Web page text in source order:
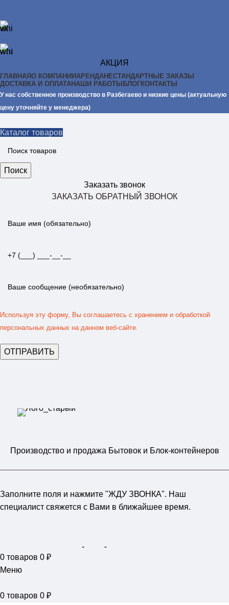
АКЦИЯ
ГЛАВНАЯО КОМПАНИИАРЕНДАНЕСТАНДАРТНЫЕ ЗАКАЗЫ
ДОСТАВКА И ОПЛАТАНАШИ РАБОТЫ БЛОГКОНТАКТЫ
У нас собственное производство в Разбегаево и низкие цены (актуальную
цену уточняйте у менеджера)
Каталог товаров
Поиск
Заказать звонок
ЗАКАЗАТЬ ОБРАТНЫЙ ЗВОНОК
Используя эту форму, Вы соглашаетесь с хранением и обработкой
персональных данных на данном веб-сайте.
Производство и продажа Бытовок и Блок-контейнеров
Заполните поля и нажмите "ЖДУ ЗВОНКА". Наш
специалист свяжется с Вами в ближайшее время.
0 товаров 0 ₽
Меню
0 товаров 0 ₽